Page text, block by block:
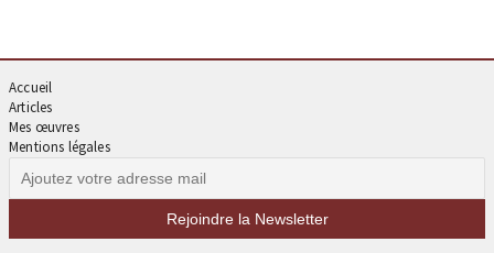
Accueil
Articles
Mes œuvres
Mentions légales